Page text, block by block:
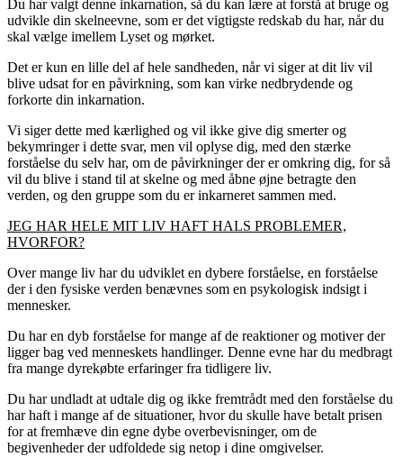
Du har valgt denne inkarnation, så du kan lære at forstå at bruge og
udvikle din skelneevne, som er det vigtigste redskab du har, når du
skal vælge imellem Lyset og mørket.
Det er kun en lille del af hele sandheden, når vi siger at dit liv vil
blive udsat for en påvirkning, som kan virke nedbrydende og
forkorte din inkarnation.
Vi siger dette med kærlighed og vil ikke give dig smerter og
bekymringer i dette svar, men vil oplyse dig, med den stærke
forståelse du selv har, om de påvirkninger der er omkring dig, for så
vil du blive i stand til at skelne og med åbne øjne betragte den
verden, og den gruppe som du er inkarneret sammen med.
JEG HAR HELE MIT LIV HAFT HALS PROBLEMER,
HVORFOR?
Over mange liv har du udviklet en dybere forståelse, en forståelse
der i den fysiske verden benævnes som en psykologisk indsigt i
mennesker.
Du har en dyb forståelse for mange af de reaktioner og motiver der
ligger bag ved menneskets handlinger. Denne evne har du medbragt
fra mange dyrekøbte erfaringer fra tidligere liv.
Du har undladt at udtale dig og ikke fremtrådt med den forståelse du
har haft i mange af de situationer, hvor du skulle have betalt prisen
for at fremhæve din egne dybe overbevisninger, om de
begivenheder der udfoldede sig netop i dine omgivelser.